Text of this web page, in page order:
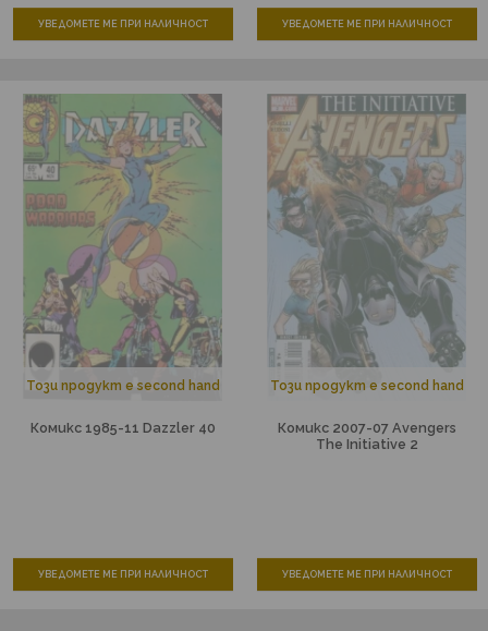
УВЕДОМЕТЕ МЕ ПРИ НАЛИЧНОСТ УВЕДОМЕТЕ МЕ ПРИ НАЛИЧНОСТ
Този продукт е second hand
Комикс 1985-11 Dazzler 40
УВЕДОМЕТЕ МЕ ПРИ НАЛИЧНОСТ
Този продукт е second hand
Комикс 2007-07 Avengers
The Initiative 2
УВЕДОМЕТЕ МЕ ПРИ НАЛИЧНОСТ